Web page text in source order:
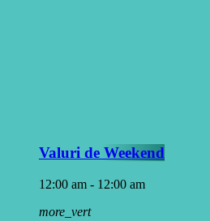
Valuri de Weekend
12:00 am - 12:00 am
more_vert